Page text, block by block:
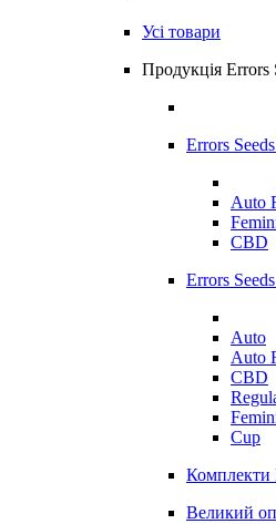
Усі товари
Продукція Errors
Errors
Auto
CBD
Errors
Auto
Auto
CBD
Cup
Комплекти
Великий